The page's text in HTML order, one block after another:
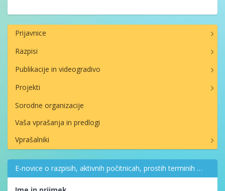
Prijavnice
Razpisi
Publikacije in videogradivo
Projekti
Sorodne organizacije
Vaša vprašanja in predlogi
Vprašalniki
E-novice o razpisih, aktivnih počitnicah, prostih terminih …